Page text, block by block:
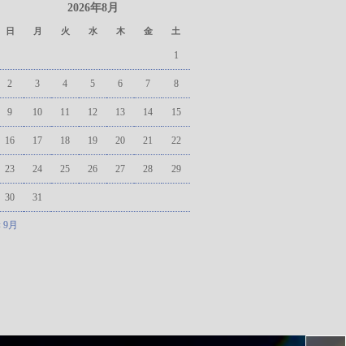
2026年8月
日 月 火 水 木 金 土
9月
1
2 3 4 5 6 7 8
9 10 11 12 13 14 15
16 17 18 19 20 21 22
23 24 25 26 27 28 29
30 31